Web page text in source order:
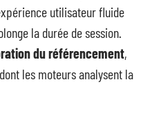
utilisateur fluide
la durée de session.
du référencement,
les moteurs analysent la